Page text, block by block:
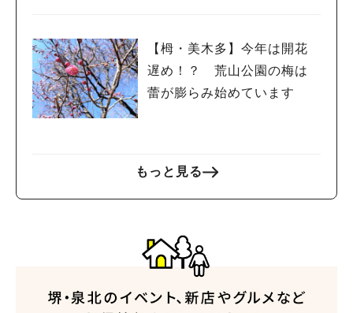
【栂・美木多】今年は開花
遅め！？ 荒山公園の梅は
蕾が膨らみ始めています
もっと見る